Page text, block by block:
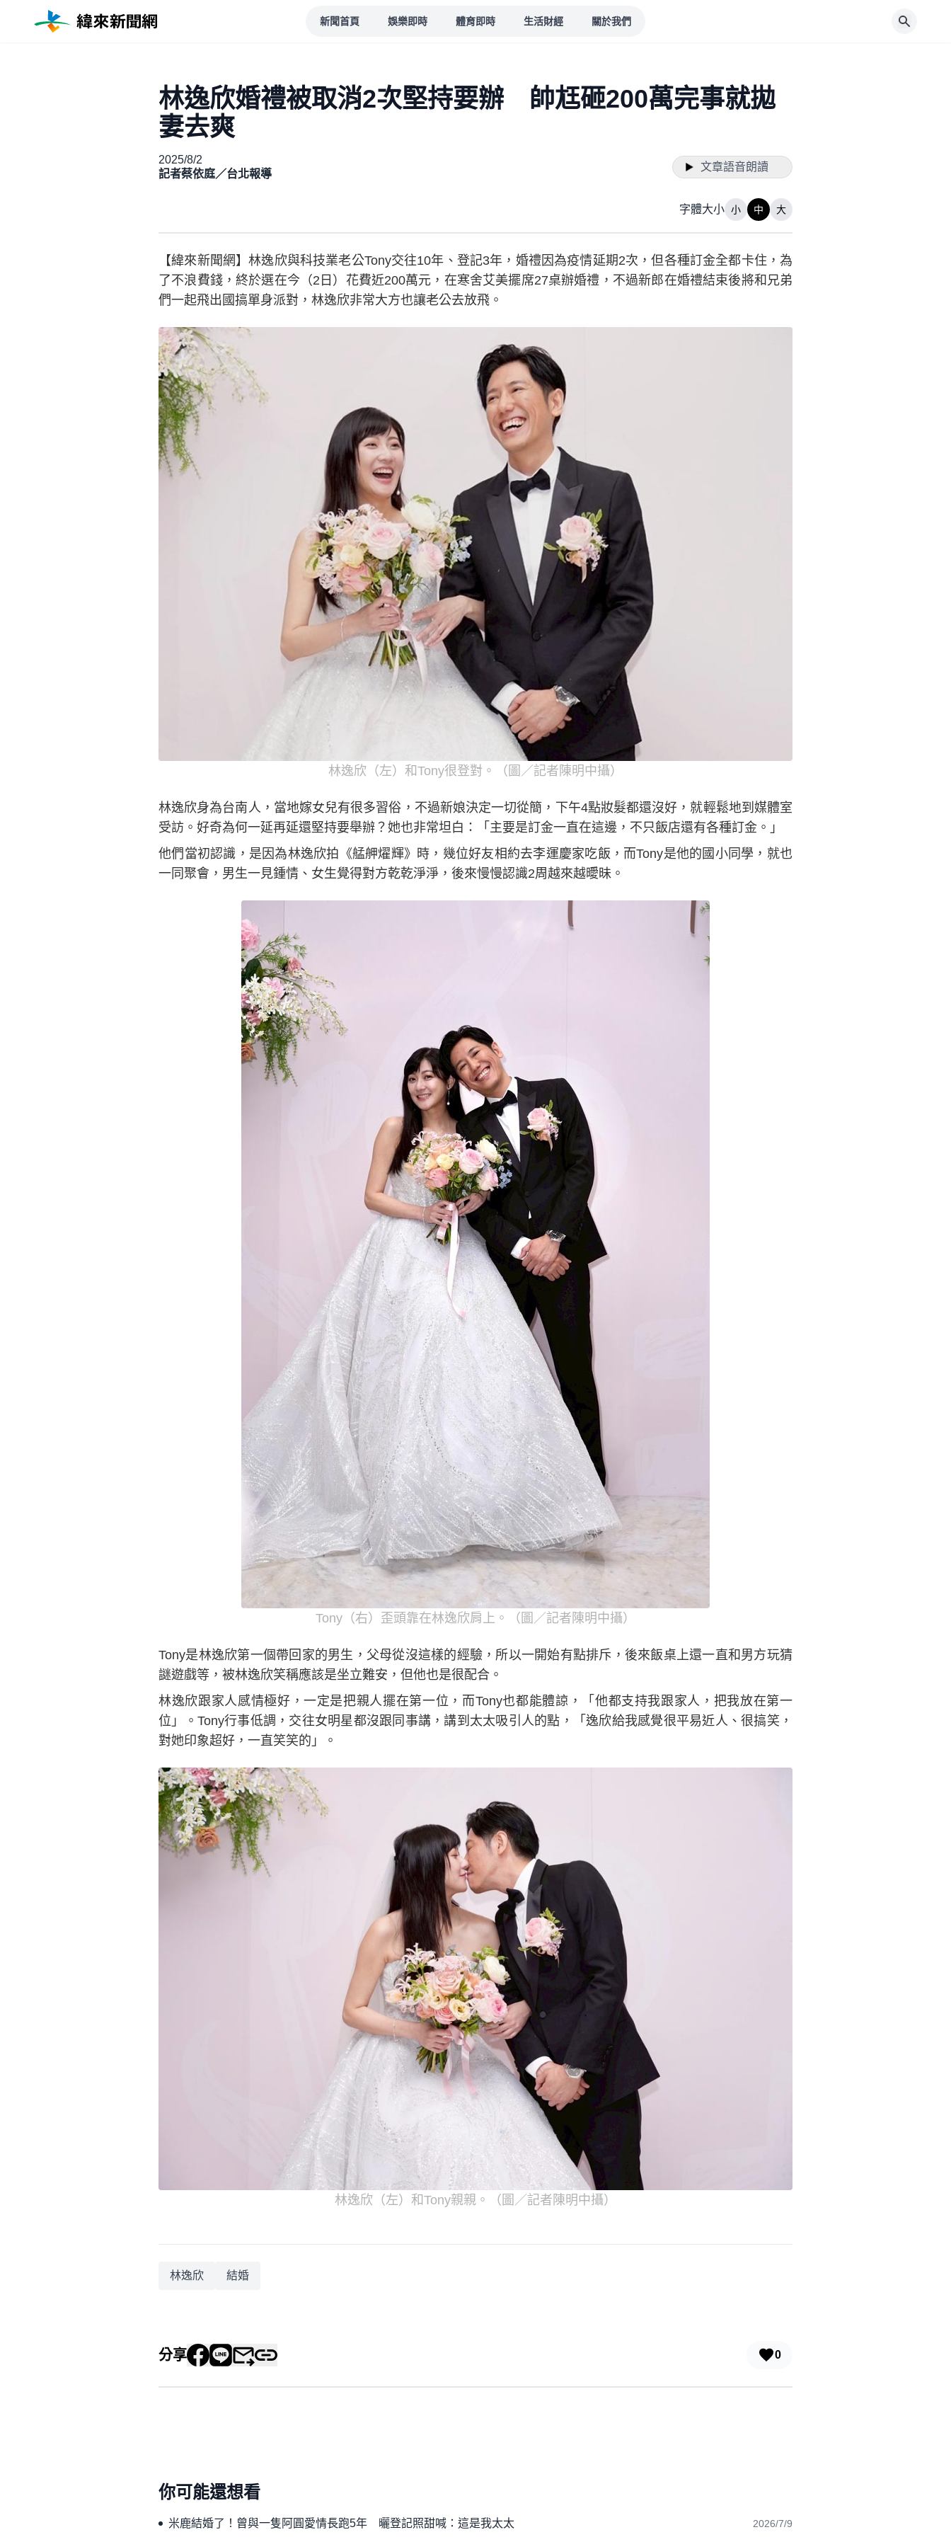
新聞首頁 娛樂即時 體育即時 生活財經 關於我們
林逸欣婚禮被取消2次堅持要辦 帥尪砸200萬完事就拋
妻去爽
2025/8/2
記者蔡依庭／台北報導
文章語音朗讀
字體大小 小 中 大
【緯來新聞網】林逸欣與科技業老公Tony交往10年、登記3年，婚禮因為疫情延期2次，但各種訂金全都卡住，為
了不浪費錢，終於選在今（2日）花費近200萬元，在寒舍艾美擺席27桌辦婚禮，不過新郎在婚禮結束後將和兄弟
們一起飛出國搞單身派對，林逸欣非常大方也讓老公去放飛。
林逸欣（左）和Tony很登對。（圖／記者陳明中攝）
林逸欣身為台南人，當地嫁女兒有很多習俗，不過新娘決定一切從簡，下午4點妝髮都還沒好，就輕鬆地到媒體室
受訪。好奇為何一延再延還堅持要舉辦？她也非常坦白：「主要是訂金一直在這邊，不只飯店還有各種訂金。」
他們當初認識，是因為林逸欣拍《艋舺燿輝》時，幾位好友相約去李運慶家吃飯，而Tony是他的國小同學，就也
一同聚會，男生一見鍾情、女生覺得對方乾乾淨淨，後來慢慢認識2周越來越曖昧。
Tony（右）歪頭靠在林逸欣肩上。（圖／記者陳明中攝）
Tony是林逸欣第一個帶回家的男生，父母從沒這樣的經驗，所以一開始有點排斥，後來飯桌上還一直和男方玩猜
謎遊戲等，被林逸欣笑稱應該是坐立難安，但他也是很配合。
林逸欣跟家人感情極好，一定是把親人擺在第一位，而Tony也都能體諒，「他都支持我跟家人，把我放在第一
位」。Tony行事低調，交往女明星都沒跟同事講，講到太太吸引人的點，「逸欣給我感覺很平易近人、很搞笑，
對她印象超好，一直笑笑的」。
林逸欣（左）和Tony親親。（圖／記者陳明中攝）
林逸欣 結婚
分享 0
你可能還想看
米鹿結婚了！曾與一隻阿圓愛情長跑5年 曬登記照甜喊：這是我太太 2026/7/9